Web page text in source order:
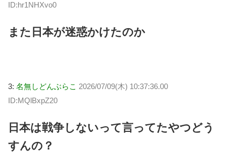
ID:hr1NHXvo0
また日本が迷惑かけたのか
3: 名無しどんぶらこ 2026/07/09(木) 10:37:36.00
ID:MQlBxpZ20
日本は戦争しないって言ってたやつどう
すんの？